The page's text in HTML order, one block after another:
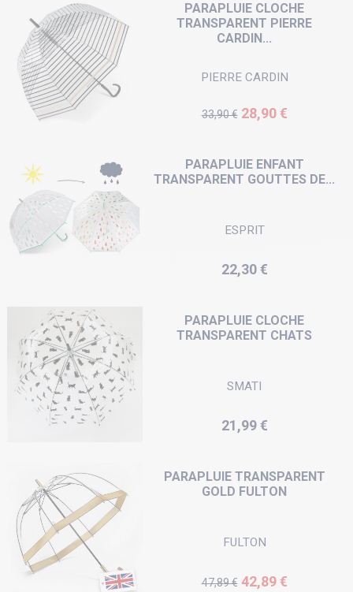
PARAPLUIE CLOCHE
TRANSPARENT PIERRE
CARDIN...
PIERRE CARDIN
Prix de base
33,90 € Prix
28,90 €
PARAPLUIE ENFANT
TRANSPARENT GOUTTES DE...
ESPRIT
Prix
22,30 €
PARAPLUIE CLOCHE
TRANSPARENT CHATS
SMATI
Prix
21,99 €
PARAPLUIE TRANSPARENT
GOLD FULTON
FULTON
Prix de base
47,89 € Prix
42,89 €